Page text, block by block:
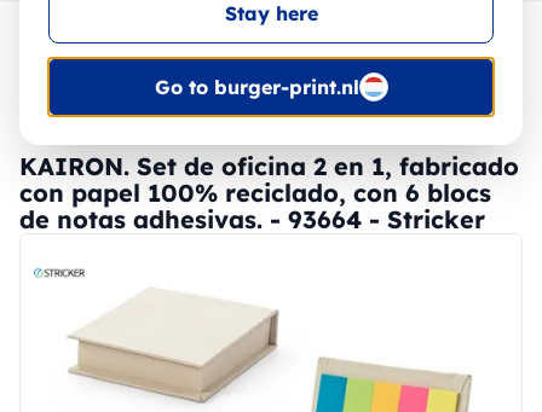
Stay here
Go to burger-print.nl
🔥 -30% de impresión DTF
KAIRON. Set de oficina 2 en 1, fabricado
con papel 100% reciclado, con 6 blocs
de notas adhesivas. - 93664 - Stricker